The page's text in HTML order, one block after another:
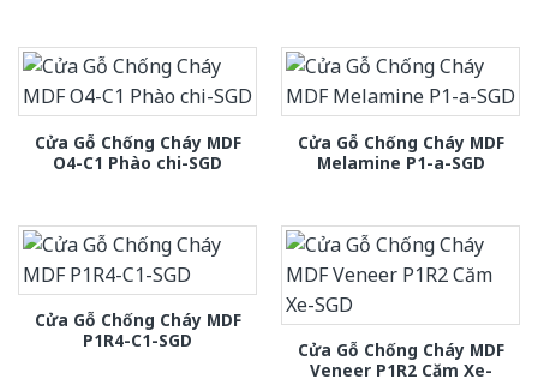
Cửa Gỗ Chống Cháy MDF
O4-C1 Phào chi-SGD
Cửa Gỗ Chống Cháy MDF
Melamine P1-a-SGD
Cửa Gỗ Chống Cháy MDF
P1R4-C1-SGD
Cửa Gỗ Chống Cháy MDF
Veneer P1R2 Căm Xe-